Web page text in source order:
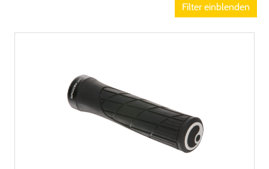
Filter einblenden